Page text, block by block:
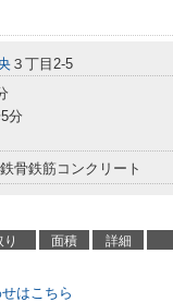
３丁目2-5
分
鉄骨鉄筋コンクリート
り 面積 詳細
はこちら